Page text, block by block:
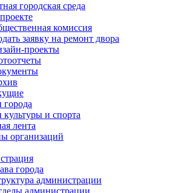
городская среда
комиссия
заявку на ремонт двора
проекты
города
культуры и спорта
лента
организаций
города
администрации